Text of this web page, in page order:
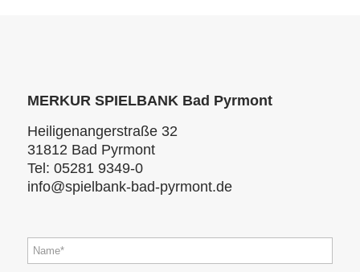
MERKUR SPIELBANK Bad Pyrmont
Heiligenangerstraße 32
31812 Bad Pyrmont
Tel: 05281 9349-0
info@spielbank-bad-pyrmont.de